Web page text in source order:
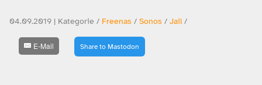
04.09.2019 | Kategorie / Freenas / Sonos / Jail/
E-Mail Share to Mastodon